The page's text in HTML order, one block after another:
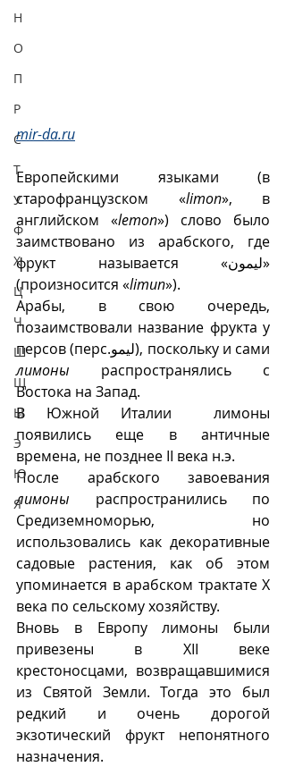
Н
О
П
Р
С
Т
У
Ф
Х
Ц
Ч
Ш
Щ
Ы
Э
Ю
Я
mir-da.ru
Европейскими языками (в
старофранцузском «limon», в
английском «lemon») слово было
заимствовано из арабского, где
фрукт называется «ليمون»
(произносится «limun»).
Арабы, в свою очередь,
позаимствовали название фрукта у
лимоны распространялись с
Востока на Запад.
В Южной Италии  лимоны
появились еще в античные
времена, не позднее II века н.э.
лимоны распространились по
Средиземноморью, но
использовались как декоративные
садовые растения, как об этом
упоминается в арабском трактате Х
века по сельскому хозяйству.
Вновь в Европу лимоны были
привезены в XII веке
крестоносцами, возвращавшимися
из Святой Земли. Тогда это был
редкий и очень дорогой
экзотический фрукт непонятного
назначения.